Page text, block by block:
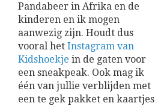
Pandabeer in Afrika en de
kinderen en ik mogen
aanwezig zijn. Houdt dus
vooral het Instagram van
Kidshoekje in de gaten voor
een sneakpeak. Ook mag ik
één van jullie verblijden met
een te gek pakket en kaartjes